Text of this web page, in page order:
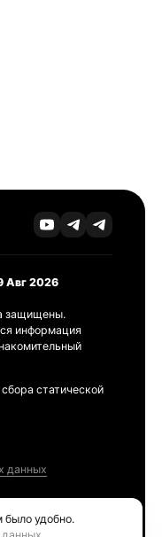
Авг 2026
защищены.
информация
статической
данных
было удобно.